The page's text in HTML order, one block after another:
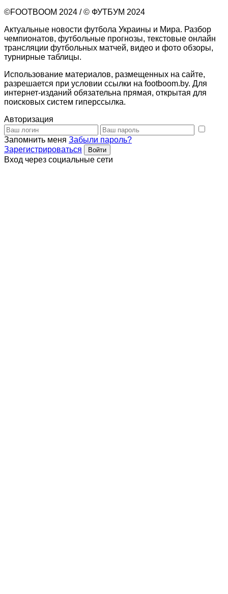
©FOOTBOOM 2024 / © ФУТБУМ 2024
Актуальные новости футбола Украины и Мира. Разбор
чемпионатов, футбольные прогнозы, текстовые онлайн
трансляции футбольных матчей, видео и фото обзоры,
турнирные таблицы.
Использование материалов, размещенных на сайте,
разрешается при условии ссылки на footboom.by. Для
интернет-изданий обязательна прямая, открытая для
поисковых систем гиперссылка.
Авторизация
Запомнить меня Забыли пароль?
Зарегистрироваться
Вход через социальные сети